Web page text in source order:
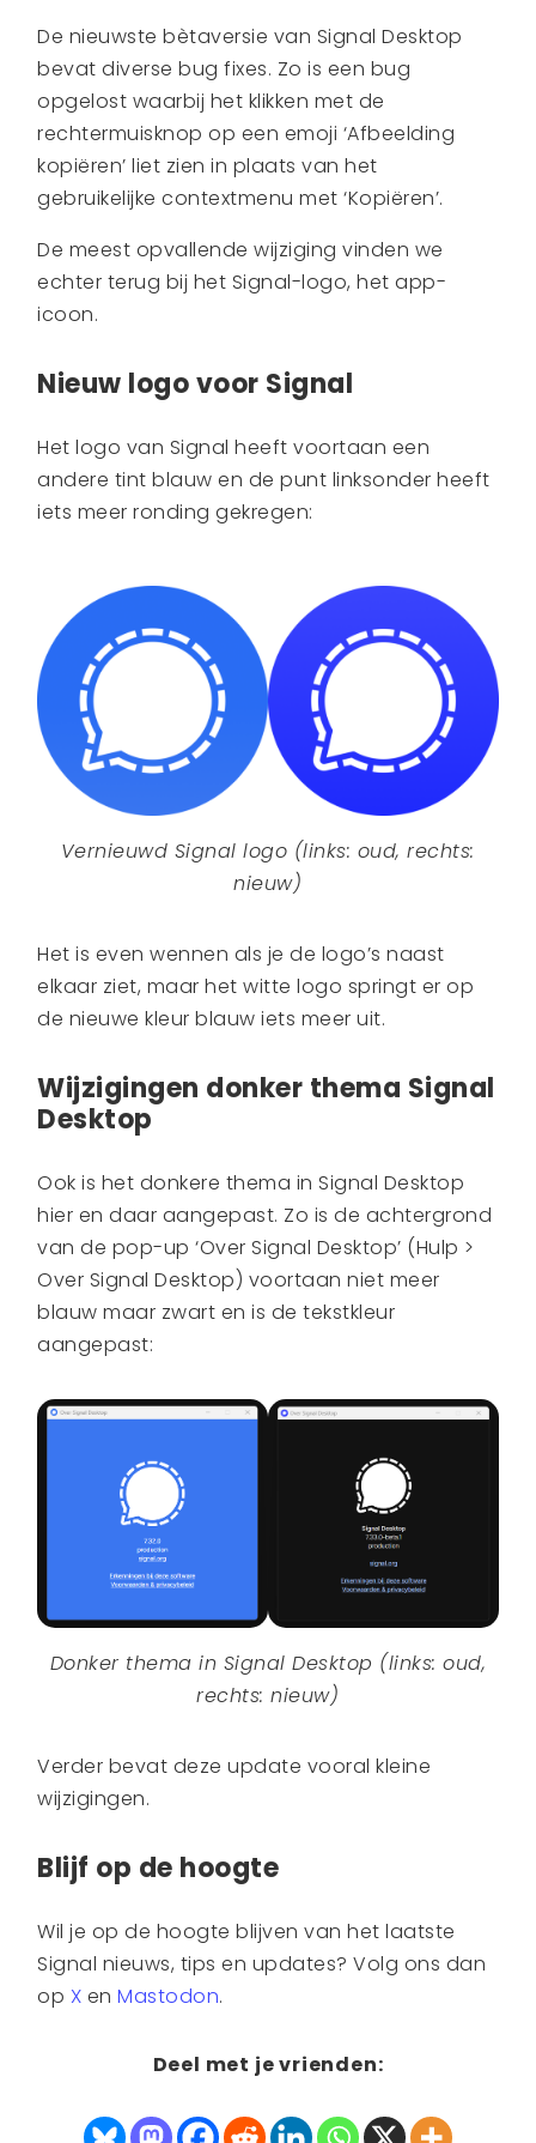
De nieuwste bètaversie van Signal Desktop
bevat diverse bug fixes. Zo is een bug
opgelost waarbij het klikken met de
rechtermuisknop op een emoji ‘Afbeelding
kopiëren’ liet zien in plaats van het
gebruikelijke contextmenu met ‘Kopiëren’.
De meest opvallende wijziging vinden we
echter terug bij het Signal-logo, het app-
icoon.
Nieuw logo voor Signal
Het logo van Signal heeft voortaan een
andere tint blauw en de punt linksonder heeft
iets meer ronding gekregen:
Vernieuwd Signal logo (links: oud, rechts:
nieuw)
Het is even wennen als je de logo’s naast
elkaar ziet, maar het witte logo springt er op
de nieuwe kleur blauw iets meer uit.
Wijzigingen donker thema Signal
Desktop
Ook is het donkere thema in Signal Desktop
hier en daar aangepast. Zo is de achtergrond
van de pop-up ‘Over Signal Desktop’ (Hulp >
Over Signal Desktop) voortaan niet meer
blauw maar zwart en is de tekstkleur
aangepast:
Donker thema in Signal Desktop (links: oud,
rechts: nieuw)
Verder bevat deze update vooral kleine
wijzigingen.
Blijf op de hoogte
Wil je op de hoogte blijven van het laatste
Signal nieuws, tips en updates? Volg ons dan
op X enMastodon.
Deel met je vrienden: